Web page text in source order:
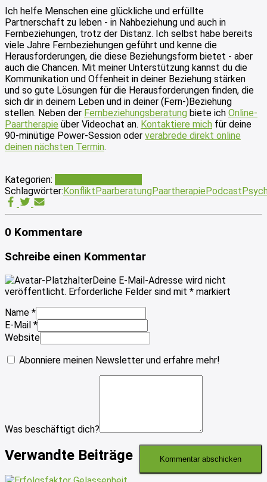
Ich helfe Menschen eine glückliche und erfüllte
Partnerschaft zu leben - in Nahbeziehung und auch in
Fernbeziehungen, trotz der Distanz. Ich selbst habe bereits
viele Jahre Fernbeziehungen geführt und kenne die
Herausforderungen, die diese Beziehungsform bietet - aber
auch die Chancen. Mit meiner Unterstützung kannst du die
Kommunikation und Offenheit in deiner Beziehung stärken
und so gute Lösungen für die Herausforderungen finden, die
sich dir in deinem Leben und in deiner (Fern-)Beziehung
stellen. Neben der Fernbeziehungsberatung biete ich Online-
Paartherapie über Videochat an. Kontaktiere mich für deine
90-minütige Power-Session oder verabrede direkt online
deinen nächsten Termin.
Kategorien:
Schlagwörter:KonfliktPaarberatungPaartherapiePodcast
0 Kommentare
Schreibe einen Kommentar
Deine E-Mail-Adresse wird nicht
veröffentlicht. Erforderliche Felder sind mit * markiert
Name *
E-Mail *
Website
Abonniere meinen Newsletter und erfahre mehr!
Was beschäftigt dich?
Verwandte Beiträge